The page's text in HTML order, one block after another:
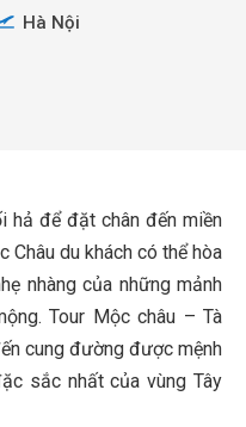
Hà Nội
hả để đặt chân đến miền
Châu du khách có thể hòa
nhàng của những mảnh
Tour Mộc châu – Tà
cung đường được mệnh
sắc nhất của vùng Tây